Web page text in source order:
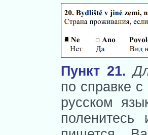
Пункт 21.
по справке
русском
поленитесь